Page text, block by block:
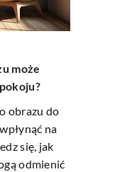
może
obrazu do
na
się, jak
odmienić